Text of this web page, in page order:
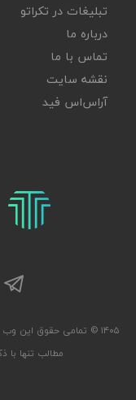
تبلیغات در تکراتو
درباره ما
تماس با ما
نقشه سایت
آر‌اس‌اس فید
تکراتو – زندگی با
۱۴۰۵ © تمامی حقوق این وب سایت برای
مطالب تنها